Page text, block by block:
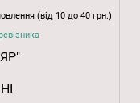
(від 10 до 40 грн.)
НІ